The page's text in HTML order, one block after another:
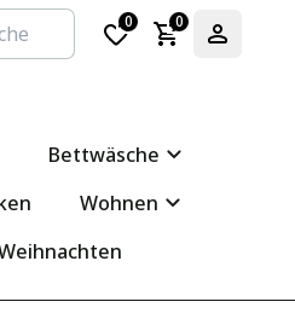
0 0
Bettwäsche
Wohnen